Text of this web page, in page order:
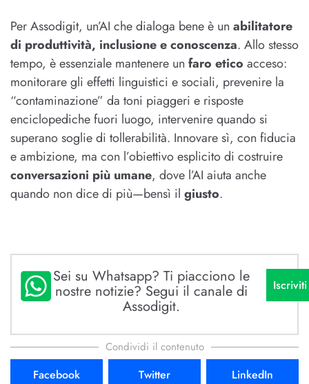
Per Assodigit, un’AI che dialoga bene è un abilitatore
di produttività, inclusione e conoscenza. Allo stesso
tempo, è essenziale mantenere un faro etico acceso:
monitorare gli effetti linguistici e sociali, prevenire la
“contaminazione” da toni piaggeri e risposte
enciclopediche fuori luogo, intervenire quando si
superano soglie di tollerabilità. Innovare sì, con fiducia
e ambizione, ma con l’obiettivo esplicito di costruire
conversazioni più umane, dove l’AI aiuta anche
quando non dice di più—bensì il giusto.
Sei su Whatsapp? Ti piacciono le
nostre notizie? Segui il canale di
Assodigit.
Iscriviti
Condividi il contenuto
Facebook Twitter LinkedIn